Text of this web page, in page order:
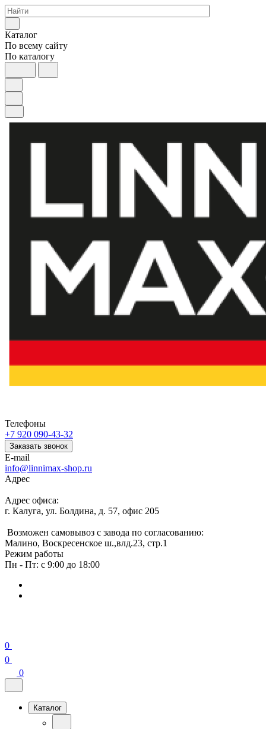
Каталог
По всему сайту
По каталогу
Телефоны
+7 920 090-43-32
Заказать звонок
E-mail
info@linnimax-shop.ru
Адрес
Адрес офиса:
г. Калуга, ул. Болдина, д. 57, офис 205
Возможен самовывоз с завода по согласованию:
Малино, Воскресенское ш.,влд.23, стр.1
Режим работы
Пн - Пт: с 9:00 до 18:00
0
0
0
Каталог